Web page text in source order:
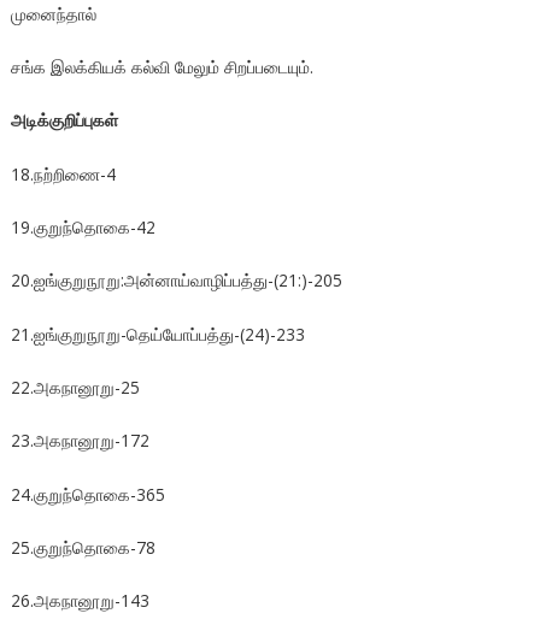
முனைந்தால்
சங்க இலக்கியக் கல்வி மேலும் சிறப்படையும்.
அடிக்குறிப்புகள்
18.நற்றிணை-4
19.குறுந்தொகை-42
20.ஐங்குறுநூறு:அன்னாய்வாழிப்பத்து-(21:)-205
21.ஐங்குறுநூறு-தெய்யோப்பத்து-(24)-233
22.அகநானூறு-25
23.அகநானூறு-172
24.குறுந்தொகை-365
25.குறுந்தொகை-78
26.அகநானூறு-143